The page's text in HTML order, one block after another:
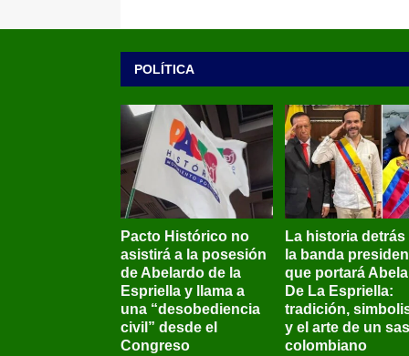
POLÍTICA
Pacto Histórico no
asistirá a la posesión
de Abelardo de la
Espriella y llama a
una “desobediencia
civil” desde el
Congreso
La historia detrás
la banda
que portará
De La Espriella:
tradición,
y el arte de un
colombiano